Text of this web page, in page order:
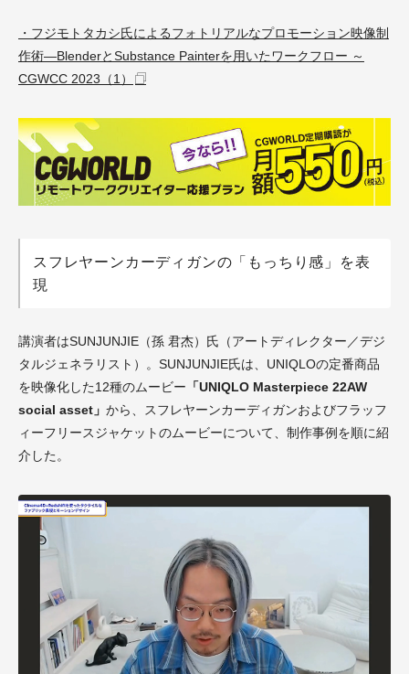
・フジモトタカシ氏によるフォトリアルなプロモーション映像制
作術―BlenderとSubstance Painterを用いたワークフロー ～
CGWCC 2023（1）
スフレヤーンカーディガンの「もっちり感」を表
現
講演者はSUNJUNJIE（孫 君杰）氏（アートディレクター／デジ
タルジェネラリスト）。SUNJUNJIE氏は、UNIQLOの定番商品
を映像化した12種のムービー 「UNIQLO Masterpiece 22AW
social asset」 から、スフレヤーンカーディガンおよびフラッフ
ィーフリースジャケットのムービーについて、制作事例を順に紹
介した。